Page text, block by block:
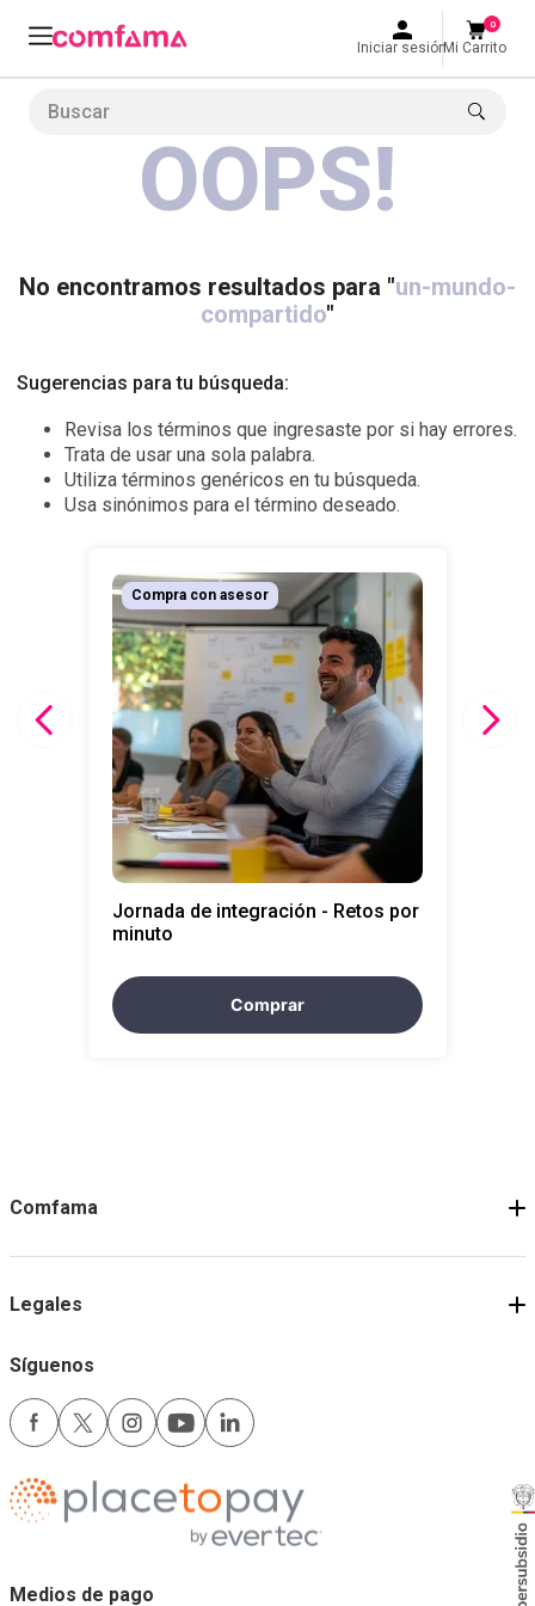
Iniciar sesiónMi Carrito
0
OOPS!
No encontramos resultados para "un-mundo-
compartido"
Sugerencias para tu búsqueda:
Revisa los términos que ingresaste por si hay errores.
Trata de usar una sola palabra.
Utiliza términos genéricos en tu búsqueda.
Usa sinónimos para el término deseado.
Jornada de integración - Retos por
minuto
Comprar
Compra con asesor
Comfama
Legales
Síguenos
Medios de pago
LO MÁS BUSCADO
smart fit
3.
cine
4.
cocina
7.
torneo bolos
8.
talleres creativos
10. liderazgo